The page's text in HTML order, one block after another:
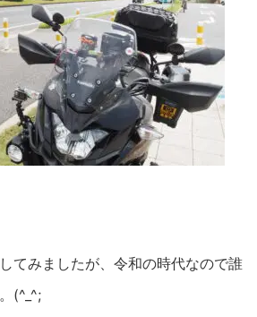
てみましたが、令和の時代なので誰
(^_^;